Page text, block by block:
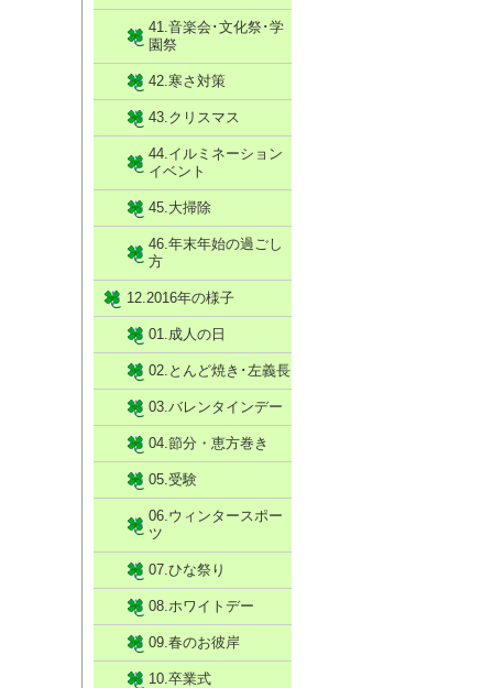
41.音楽会･文化祭･学
園祭
42.寒さ対策
43.クリスマス
44.イルミネーション
イベント
45.大掃除
46.年末年始の過ごし
方
12.2016年の様子
01.成人の日
02.とんど焼き･左義長
03.バレンタインデー
04.節分・恵方巻き
05.受験
06.ウィンタースポー
ツ
07.ひな祭り
08.ホワイトデー
09.春のお彼岸
10.卒業式